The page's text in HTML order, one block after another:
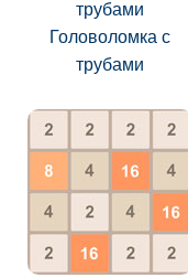
Головоломка с
трубами